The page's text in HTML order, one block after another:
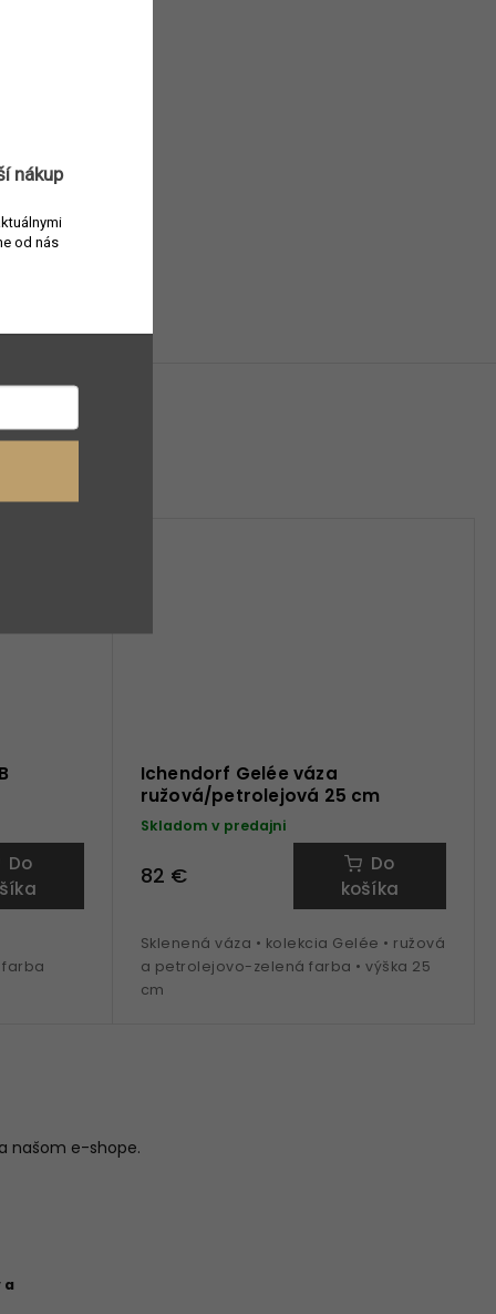
Do
farba
Ichendorf Gelée váza
ružová/petrolejová 25 cm
Skladom v predajni
82 €
Do
košíka
Sklenená váza • kolekcia Gelée • ružová
a petrolejovo-zelená farba • výška 25
cm
našom e-shope.
a
nákup
od nás